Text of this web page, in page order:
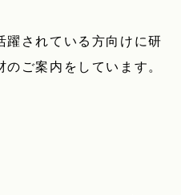
躍されている方向けに研
ご案内をしています。